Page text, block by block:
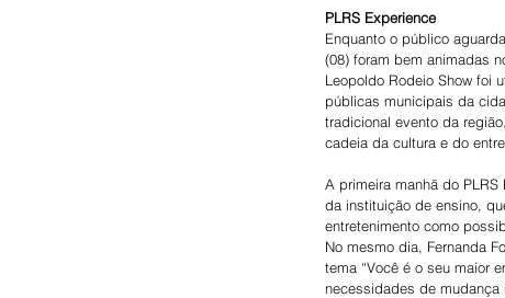
PLRS Experience
Enquanto o público
(08) foram bem animadas
Leopoldo Rodeio Show foi
públicas municipais da
tradicional evento da
cadeia da cultura e do
A primeira manhã do
da instituição de ensino,
entretenimento como
No mesmo dia, Fernanda
tema “Você é o seu maior
necessidades de